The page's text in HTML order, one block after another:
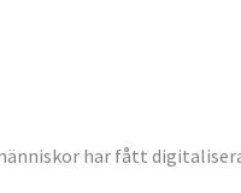
har fått